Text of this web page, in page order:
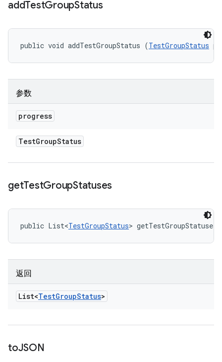
addTestGroupStatus
public void addTestGroupStatus (TestGroupStatus
参数
progress
TestGroupStatus
getTestGroupStatuses
public List<TestGroupStatus>
返回
List<TestGroupStatus>
toJSON